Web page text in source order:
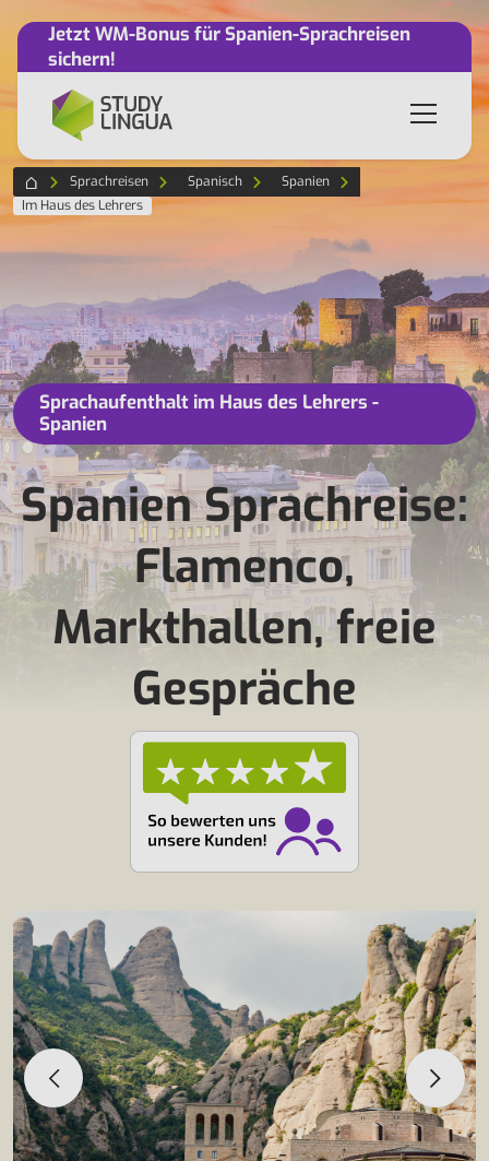
Jetzt WM-Bonus für Spanien-Sprachreisen
sichern!
Sprachreisen Spanisch
Spanien
Im Haus des Lehrers
Sprachaufenthalt im Haus des Lehrers -
Spanien
Spanien Sprachreise:
Flamenco,
Markthallen, freie
Gespräche